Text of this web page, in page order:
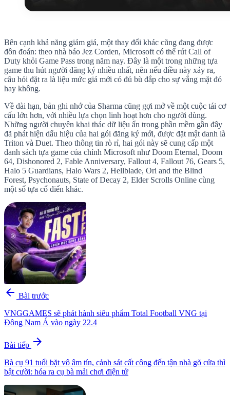
Bên cạnh khả năng giảm giá, một thay đổi khác cũng đang được
đồn đoán: theo nhà báo Jez Corden, Microsoft có thể rút Call of
Duty khỏi Game Pass trong năm nay. Đây là một trong những tựa
game thu hút người đăng ký nhiều nhất, nên nếu điều này xảy ra,
câu hỏi đặt ra là liệu mức giá mới có đủ bù đắp cho sự vắng mặt đó
hay không.
Về dài hạn, bản ghi nhớ của Sharma cũng gợi mở về một cuộc tái cơ
cấu lớn hơn, với nhiều lựa chọn linh hoạt hơn cho người dùng.
Những người chuyên khai thác dữ liệu ẩn trong phần mềm gần đây
đã phát hiện dấu hiệu của hai gói đăng ký mới, được đặt mật danh là
Triton và Duet. Theo thông tin rò rỉ, hai gói này sẽ cung cấp một
danh sách tựa game của chính Microsoft như Doom Eternal, Doom
64, Dishonored 2, Fable Anniversary, Fallout 4, Fallout 76, Gears 5,
Halo 5 Guardians, Halo Wars 2, Hellblade, Ori and the Blind
Forest, Psychonauts, State of Decay 2, Elder Scrolls Online cùng
một số tựa cổ điển khác.
arrow_back Bài trước
VNGGAMES sẽ phát hành siêu phẩm Total Football VNG tại
Đông Nam Á vào ngày 22.4
Bài tiếp arrow_forward
Bà cụ 91 tuổi bặt vô âm tín, cảnh sát cất công đến tận nhà gõ cửa thì
bật cười: hóa ra cụ bà mải chơi điện tử